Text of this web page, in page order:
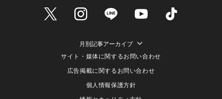
月別記事アーカイブ
サイト・媒体に関するお問い合わせ
広告掲載に関するお問い合わせ
個人情報保護方針